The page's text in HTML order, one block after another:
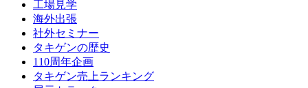
工場見学
海外出張
社外セミナー
タキゲンの歴史
110周年企画
タキゲン売上ランキング